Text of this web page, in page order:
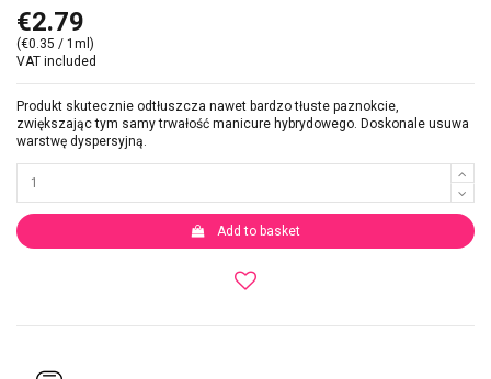
€2.79
(€0.35 / 1ml)
VAT included
Produkt skutecznie odtłuszcza nawet bardzo tłuste paznokcie,
zwiększając tym samy trwałość manicure hybrydowego. Doskonale usuwa
warstwę dyspersyjną.
Add to basket